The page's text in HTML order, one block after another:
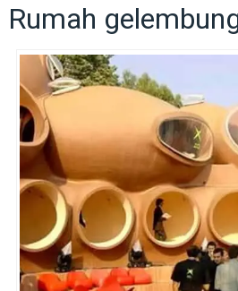
Rumah